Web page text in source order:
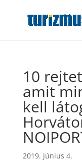
10
amit
kell
2019. június 4.